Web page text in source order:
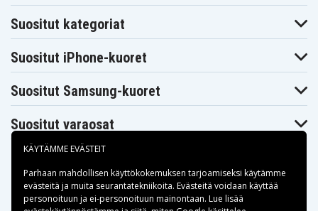
Suositut kategoriat
Suositut iPhone-kuoret
Suositut Samsung-kuoret
Suositut varaosat
KÄYTÄMME EVÄSTEIT
Parhaan mahdollisen käyttökokemuksen tarjoamiseksi käytämme
evästeitä ja muita seurantatekniikoita. Evästeitä voidaan käyttää
personoituun ja ei-personoituun mainontaan. Lue lisää